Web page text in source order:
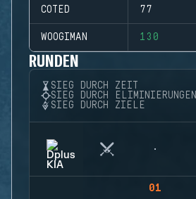
COTED 77
WOOGIMAN 130
RUNDEN
SIEG DURCH ZEIT
SIEG DURCH ELIMINIERUNGEN
SIEG DURCH ZIELE
01